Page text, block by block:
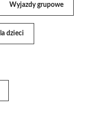
Wyjazdy grupowe
dzieci